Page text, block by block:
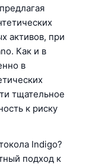
активов, при
Как и в
в
тщательное
к риску
Indigo?
подход к